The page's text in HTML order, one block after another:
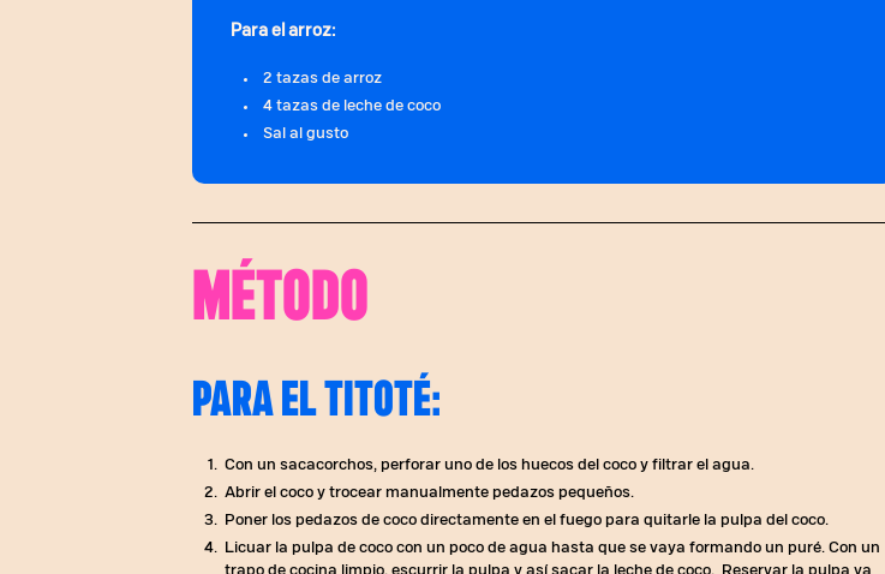
Para el arroz:
2 tazas de arroz
4 tazas de leche de coco
Sal al gusto
MÉTODO
PARA EL TITOTÉ:
Con un sacacorchos, perforar uno de los huecos del coco y filtrar el agua.
Abrir el coco y trocear manualmente pedazos pequeños.
Poner los pedazos de coco directamente en el fuego para quitarle la pulpa del coco.
Licuar la pulpa de coco con un poco de agua hasta que se vaya formando un puré. Con un
trapo de cocina limpio, escurrir la pulpa y así sacar la leche de coco. Reservar la pulpa ya